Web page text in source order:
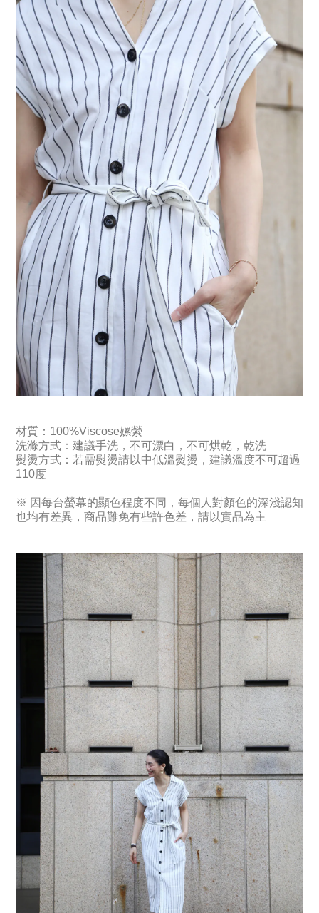
材質：100%Viscose嫘縈
洗滌方式： 建議手洗，不可漂白，不可烘乾，乾洗
熨燙方式：若需熨燙請以中低溫熨燙，建議溫度不可超過
110度
※ 因每台螢幕的顯色程度不同，每個人對顏色的深淺認知
也均有差異，商品難免有些許色差，請以實品為主